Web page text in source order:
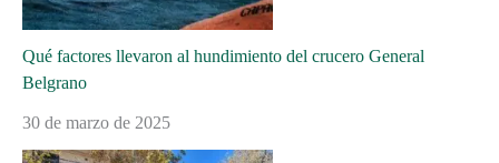
Qué factores llevaron al hundimiento del crucero General
Belgrano
30 de marzo de 2025